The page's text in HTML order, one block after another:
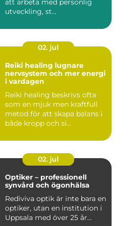
att arbeta med personlig
utveckling, st...
02. jul
Reiki healing lugnare
nervsystem och mer energi
i vardagen
Reiki healing beskrivs ofta
som en mjuk men kraftfull
metod för att skapa balans i
både kropp och si...
02. jul
Optiker – professionell
synvård och ögonhälsa
Rediviva optik är inte bara en
optiker, utan en institution i
Uppsala med över 25 år...